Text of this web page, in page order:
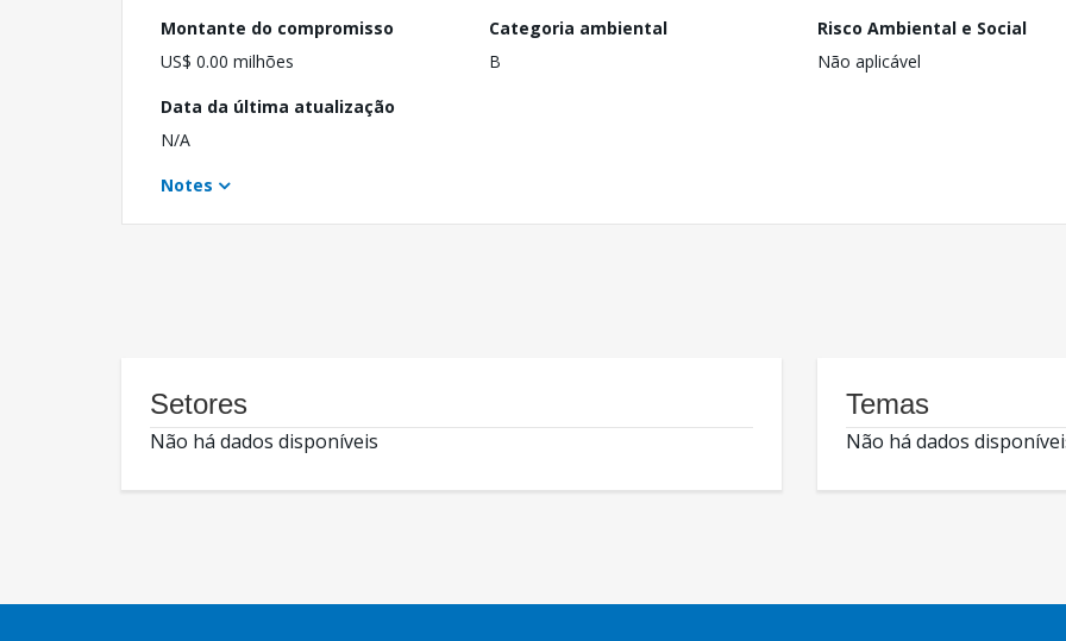
Montante do compromisso
US$ 0.00 milhões
Categoria ambiental
B
Risco Ambiental e Social
Não aplicável
Data da última atualização
N/A
Notes
Setores
Não há dados disponíveis
Temas
Não há dados